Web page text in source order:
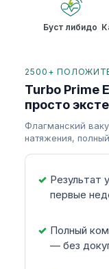
Буст либидо
2500+
Turbo Prime
просто
Флагманский
натяжения,
Результат
первые
Полный
— без